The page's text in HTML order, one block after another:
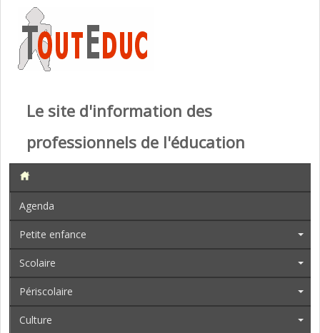
Le site d'information des
professionnels de l'éducation
Agenda
Petite enfance
Scolaire
Périscolaire
Culture